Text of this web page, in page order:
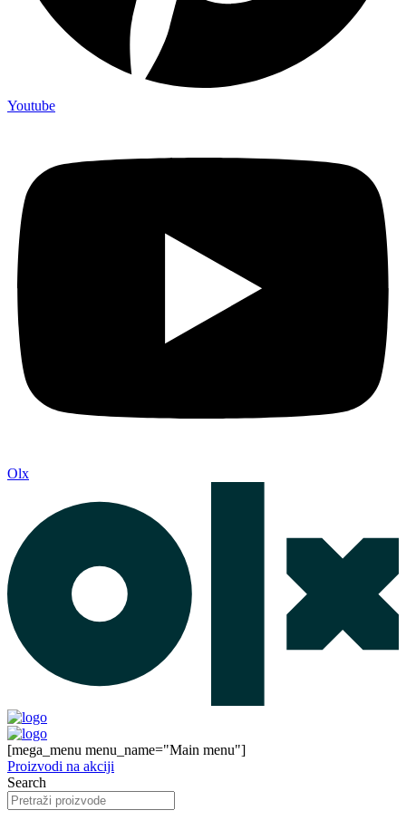
Youtube
Olx
[mega_menu menu_name="Main menu"]
Proizvodi na akciji
Search